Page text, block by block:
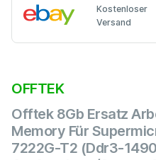
Kostenloser
Versand
OFFTEK
Offtek 8Gb Ersatz
Memory Für
7222G-T2 (Ddr3-